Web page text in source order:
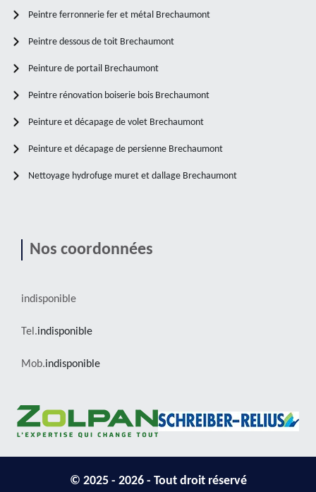
Peintre ferronnerie fer et métal Brechaumont
Peintre dessous de toit Brechaumont
Peinture de portail Brechaumont
Peintre rénovation boiserie bois Brechaumont
Peinture et décapage de volet Brechaumont
Peinture et décapage de persienne Brechaumont
Nettoyage hydrofuge muret et dallage Brechaumont
Nos coordonnées
indisponible
Tel.indisponible
Mob.indisponible
© 2025 - 2026 - Tout droit réservé